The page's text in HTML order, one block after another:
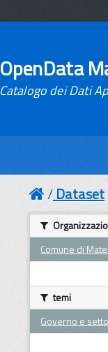
OpenData
Catalogo dei Dati
Dataset
Comune di
temi
Governo e